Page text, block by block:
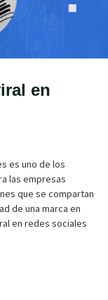
en
es uno de los
las empresas
que se compartan
de una marca en
en redes sociales